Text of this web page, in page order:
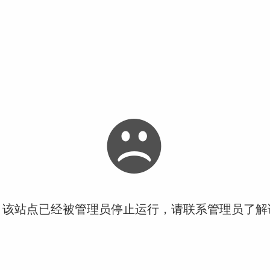
站点已经被管理员停止运行，请联系管理员了